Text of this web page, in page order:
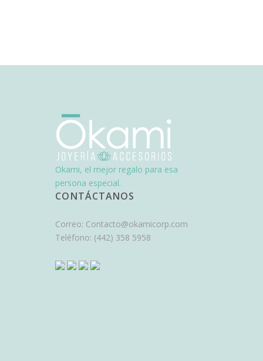
Okami, el mejor regalo para esa
persona especial.
CONTÁCTANOS
Correo: Contacto@okamicorp.com
Teléfono: (442) 358 5958